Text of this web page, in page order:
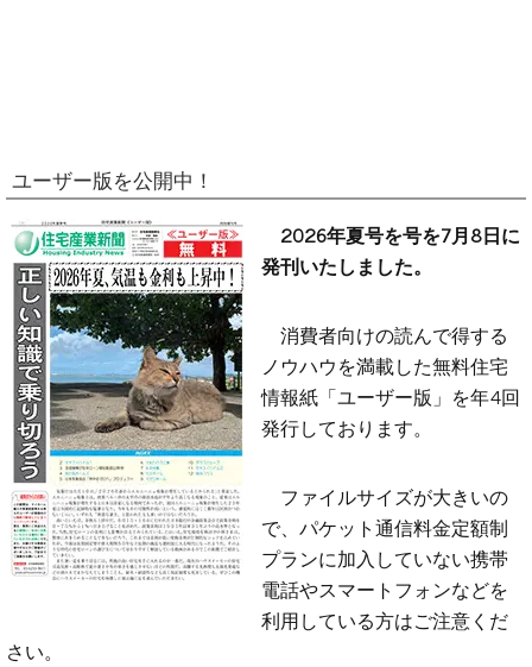
ユーザー版を公開中！
2026年夏号を号を7月8日に
発刊いたしました。
消費者向けの読んで得する
ノウハウを満載した無料住宅
情報紙「ユーザー版」を年4回
発行しております。
ファイルサイズが大きいの
で、パケット通信料金定額制
プランに加入していない携帯
電話やスマートフォンなどを
利用している方はご注意くだ
さい。